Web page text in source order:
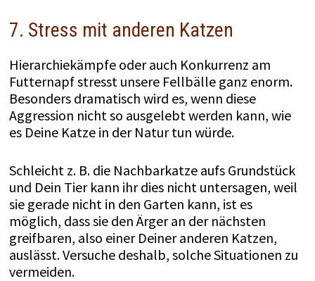
7. Stress mit anderen Katzen
Hierarchiekämpfe oder auch Konkurrenz am
Futternapf stresst unsere Fellbälle ganz enorm.
Besonders dramatisch wird es, wenn diese
Aggression nicht so ausgelebt werden kann, wie
es Deine Katze in der Natur tun würde.
Schleicht z. B. die Nachbarkatze aufs Grundstück
und Dein Tier kann ihr dies nicht untersagen, weil
sie gerade nicht in den Garten kann, ist es
möglich, dass sie den Ärger an der nächsten
greifbaren, also einer Deiner anderen Katzen,
auslässt. Versuche deshalb, solche Situationen zu
vermeiden.